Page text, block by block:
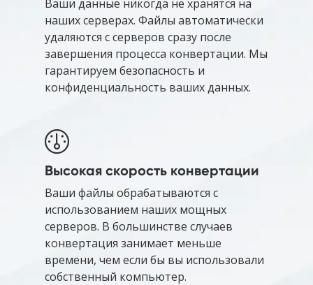
Ваши данные никогда не хранятся на
наших серверах. Файлы автоматически
удаляются с серверов сразу после
завершения процесса конвертации. Мы
гарантируем безопасность и
конфиденциальность ваших данных.
Высокая скорость конвертации
Ваши файлы обрабатываются с
использованием наших мощных
серверов. В большинстве случаев
конвертация занимает меньше
времени, чем если бы вы использовали
собственный компьютер.